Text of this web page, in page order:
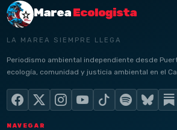
MareaEcologista
LA MAREA SIEMPRE LLEGA
Periodismo ambiental independiente desde
ecología, comunidad y justicia ambiental en el
NAVEGAR